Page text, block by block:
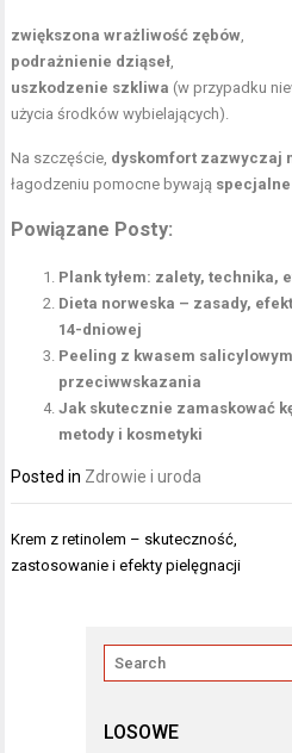
zwiększona wrażliwość zębów
podrażnienie dziąseł
uszkodzenie szkliwa (w przypadku
użycia środków wybielających).
Na szczęście, dyskomfort zazwyczaj
łagodzeniu pomocne bywają
Powiązane Posty:
Plank tyłem: zalety, technika,
Dieta norweska – zasady,
14-dniowej
Peeling z kwasem
przeciwwskazania
Jak skutecznie zamaskować
metody i kosmetyki
Posted in Zdrowie i uroda
Nawigacja
wpisu
Krem z retinolem – skuteczność,
zastosowanie i efekty pielęgnacji
LOSOWE